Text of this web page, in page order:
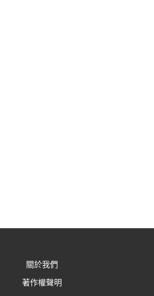
關於我們
著作權聲明